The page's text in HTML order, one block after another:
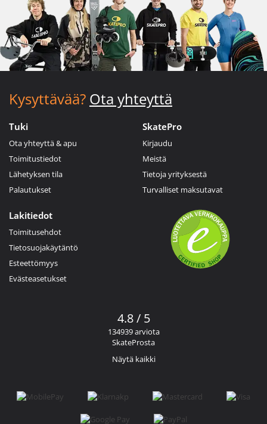
Kysyttävää? Ota yhteyttä
Tuki
Ota yhteyttä & apu
Toimitustiedot
Lähetyksen tila
Palautukset
SkatePro
Kirjaudu
Meistä
Tietoja yrityksestä
Turvalliset maksutavat
Lakitiedot
Toimitusehdot
Tietosuojakäytäntö
Esteettömyys
Evästeasetukset
4.8 / 5
134939 arviota
SkateProsta
Näytä kaikki